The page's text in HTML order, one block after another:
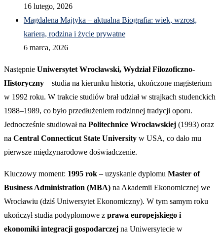
16 lutego, 2026
Magdalena Majtyka – aktualna Biografia: wiek, wzrost,
kariera, rodzina i życie prywatne
6 marca, 2026
Następnie Uniwersytet Wrocławski, Wydział Filozoficzno-
Historyczny – studia na kierunku historia, ukończone magisterium
w 1992 roku. W trakcie studiów brał udział w strajkach studenckich
1988–1989, co było przedłużeniem rodzinnej tradycji oporu.
Jednocześnie studiował na Politechnice Wrocławskiej (1993) oraz
na Central Connecticut State University w USA, co dało mu
pierwsze międzynarodowe doświadczenie.
Kluczowy moment: 1995 rok – uzyskanie dyplomu Master of
Business Administration (MBA) na Akademii Ekonomicznej we
Wrocławiu (dziś Uniwersytet Ekonomiczny). W tym samym roku
ukończył studia podyplomowe z prawa europejskiego i
ekonomiki integracji gospodarczej na Uniwersytecie w